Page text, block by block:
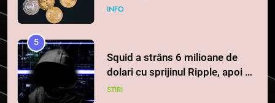
pierdut jumătate din aceștia
STIRI
6
Banii digitali și arhitectura
încrederii: O nouă viziune asupra
banilor în era digitală
STIRI